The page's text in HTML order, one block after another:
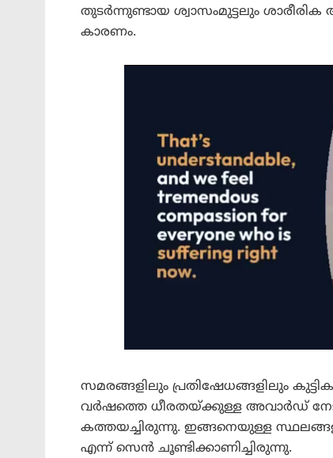
തുടർന്നുണ്ടായ ശ്വാസംമുട്ടലും
കാരണം.
സമരങ്ങളിലും പ്രതിഷേധങ്ങളിലും
വർഷത്തെ ധീരതയ്ക്കുള്ള അവാർഡ്
കത്തയച്ചിരുന്നു. ഇങ്ങനെയുള്ള
എന്ന് സെൻ ചൂണ്ടിക്കാണിച്ചിരുന്നു.